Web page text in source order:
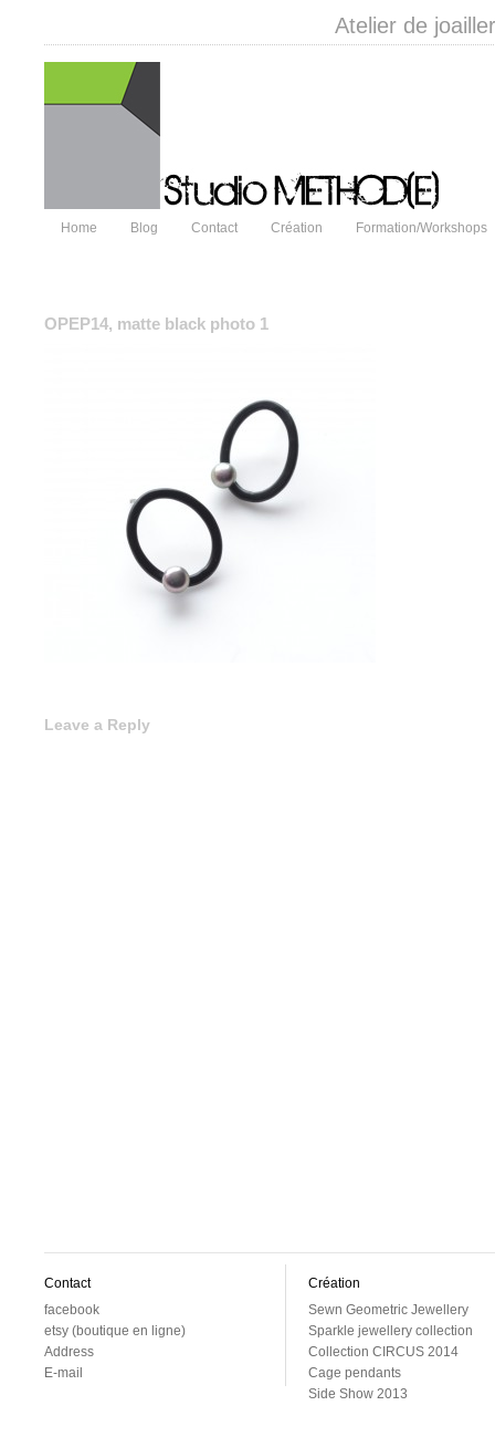
Atelier de
Home Blog Contact Création Formation/Workshops
OPEP14, matte black photo 1
Leave a Reply
Contact
facebook
etsy (boutique en ligne)
Address
E-mail
Création
Sewn Geometric Jewellery
Sparkle jewellery collection
Collection CIRCUS 2014
Cage pendants
Side Show 2013